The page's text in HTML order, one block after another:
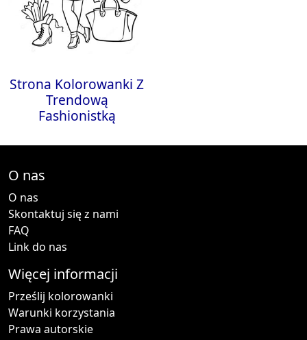
Strona Kolorowanki Z
Trendową
Fashionistką
O nas
O nas
Skontaktuj się z nami
FAQ
Link do nas
Więcej informacji
Prześlij kolorowanki
Warunki korzystania
Prawa autorskie